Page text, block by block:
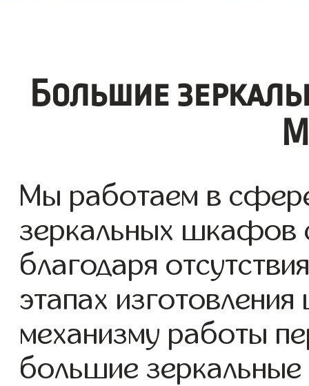
Большие
Мы работаем в
зеркальных шкафов
благодаря
этапах
механизму работы
большие